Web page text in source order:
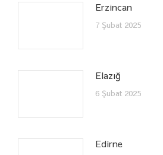
Erzincan
7 Şubat 2025
Elazığ
6 Şubat 2025
Edirne